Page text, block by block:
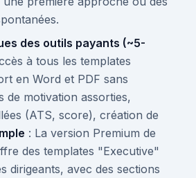
des outils payants (~5-
à tous les templates
en Word et PDF sans
de motivation assorties,
(ATS, score), création de
: La version Premium de
des templates "Executive"
dirigeants, avec des sections